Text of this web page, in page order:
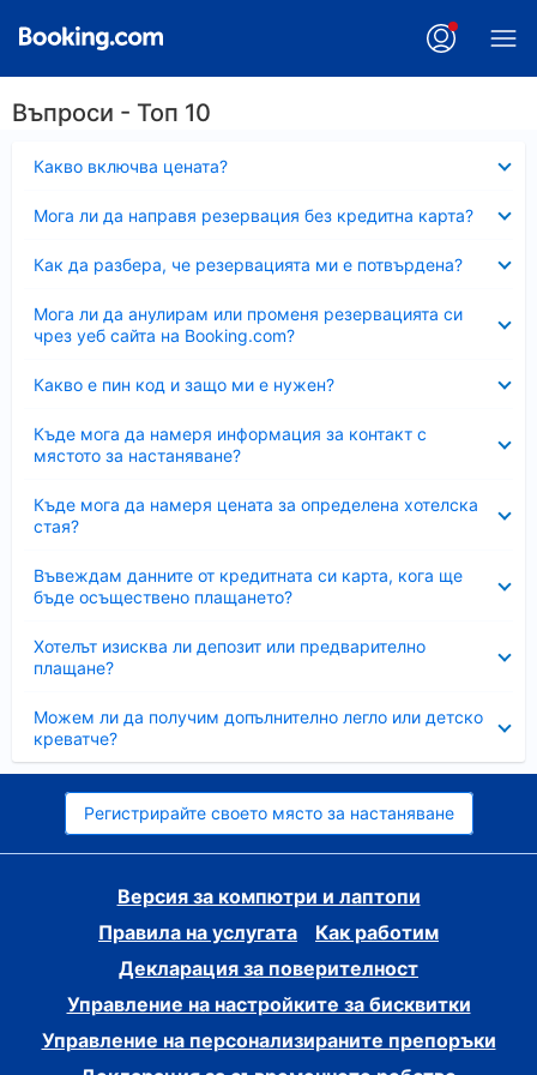
Въпроси - Топ 10
Какво включва цената?
Мога ли да направя резервация без кредитна карта?
Как да разбера, че резервацията ми е потвърдена?
Мога ли да анулирам или променя резервацията си
чрез уеб сайта на Booking.com?
Какво е пин код и защо ми е нужен?
Къде мога да намеря информация за контакт с
мястото за настаняване?
Къде мога да намеря цената за определена хотелска
стая?
Въвеждам данните от кредитната си карта, кога ще
бъде осъществено плащането?
Хотелът изисква ли депозит или предварително
плащане?
Можем ли да получим допълнително легло или детско
креватче?
Регистрирайте своето място за настаняване
Версия за компютри и лаптопи
Правила на услугата
Как работим
Декларация за поверителност
Управление на настройките за бисквитки
Управление на персонализираните препоръки